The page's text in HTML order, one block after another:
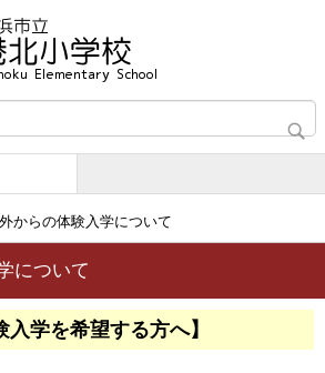
からの体験入学について
について
入学を希望する方へ】